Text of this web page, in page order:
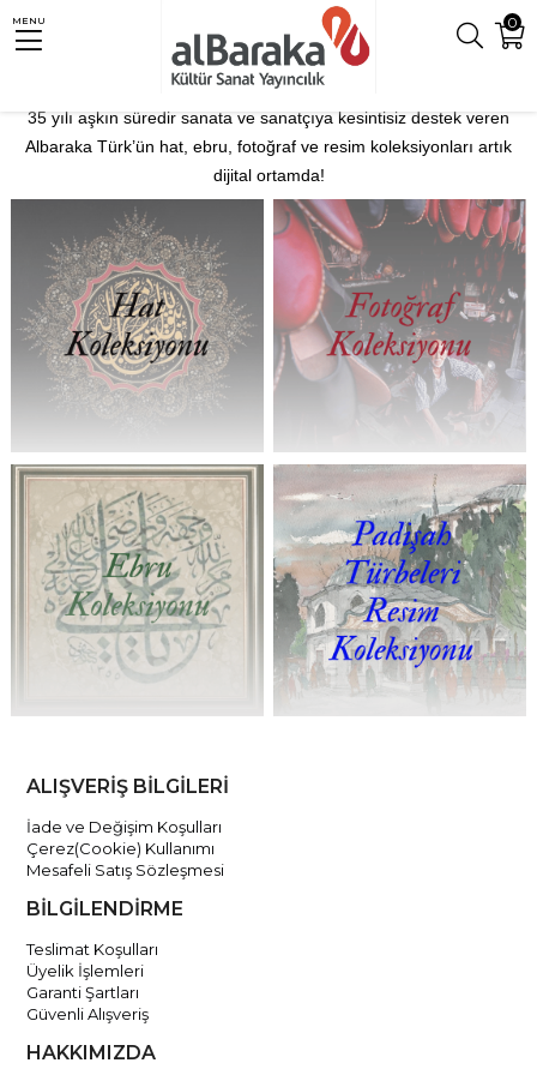
0
MENU
KOLEKSİYONLAR
35 yılı aşkın süredir sanata ve sanatçıya kesintisiz destek veren
Albaraka Türk’ün hat, ebru, fotoğraf ve resim koleksiyonları artık
dijital ortamda!
ALIŞVERİŞ BİLGİLERİ
İade ve Değişim Koşulları
Çerez(Cookie) Kullanımı
Mesafeli Satış Sözleşmesi
BİLGİLENDİRME
Teslimat Koşulları
Üyelik İşlemleri
Garanti Şartları
Güvenli Alışveriş
HAKKIMIZDA